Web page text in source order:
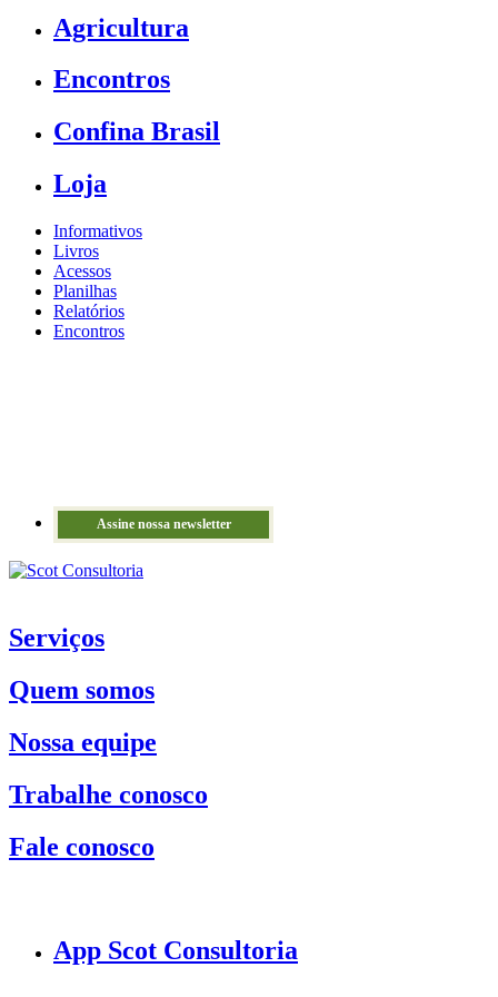
Agricultura
Encontros
Confina Brasil
Loja
Informativos
Livros
Acessos
Planilhas
Relatórios
Encontros
Assine nossa newsletter
Serviços
Quem somos
Nossa equipe
Trabalhe conosco
Fale conosco
App Scot Consultoria